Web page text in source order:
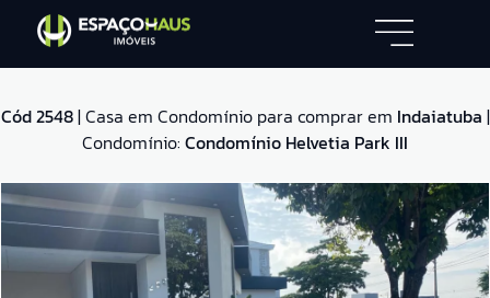
Cód 2548| Casa em Condomínio para comprar em Indaiatuba |
Condomínio: Condomínio Helvetia Park III